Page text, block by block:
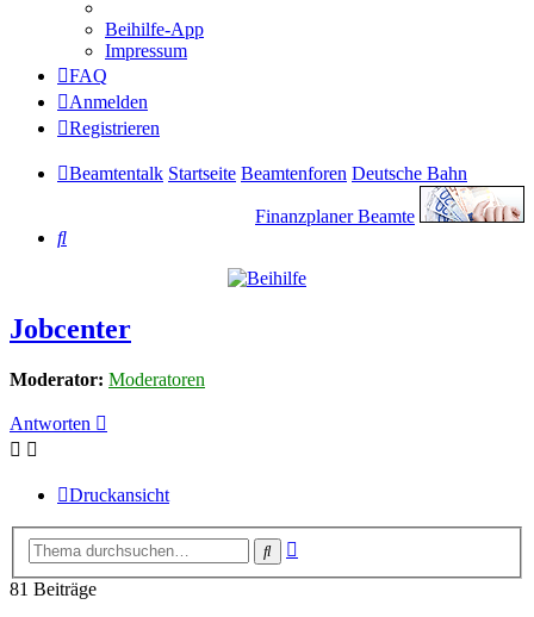
Beihilfe-App
Impressum
FAQ
Anmelden
Registrieren
Beamtentalk Startseite Beamtenforen Deutsche Bahn
Finanzplaner Beamte
Suche
Jobcenter
Moderator: Moderatoren
Antworten
Druckansicht
Suche
81 Beiträge